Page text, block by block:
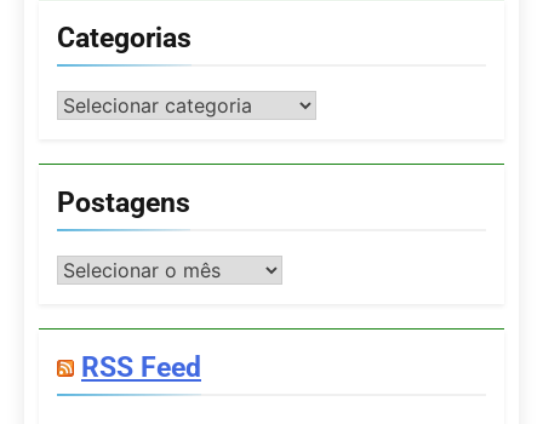
Categorias
Categorias
Postagens
Postagens
RSS Feed